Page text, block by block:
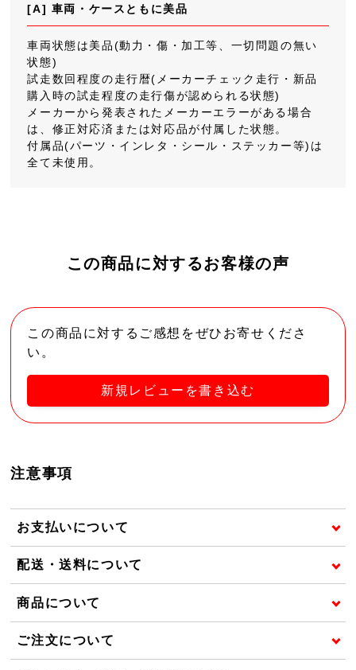
[A] 車両・ケースともに美品
車両状態は美品(動力・傷・加工等、一切問題の無い
状態)
試走数回程度の走行暦(メーカーチェック走行・新品
購入時の試走程度の走行傷が認められる状態)
メーカーから発表されたメーカーエラーがある場合
は、修正対応済または対応品が付属した状態。
付属品(パーツ・インレタ・シール・ステッカー等)は
全て未使用。
この商品に対するお客様の声
この商品に対するご感想をぜひお寄せくださ
い。
新規レビューを書き込む
注意事項
お支払いについて
配送・送料について
商品について
ご注文について